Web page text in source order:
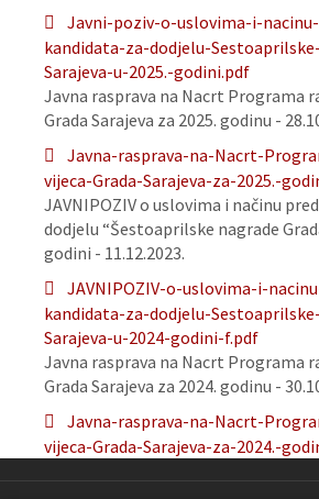
Javni-poziv-o-uslovima-i-
kandidata-za-dodjelu-
Sarajeva-u-2025.-godini.pdf
Javna rasprava na Nacrt Programa
Grada Sarajeva za 2025. godinu -
Javna-rasprava-na-Nacrt-
vijeca-Grada-Sarajeva-za-2025.-
JAVNIPOZIV o uslovima i načinu
dodjelu “Šestoaprilske nagrade
godini - 11.12.2023.
JAVNIPOZIV-o-uslovima-i-
kandidata-za-dodjelu-
Sarajeva-u-2024-godini-f.pdf
Javna rasprava na Nacrt Programa
Grada Sarajeva za 2024. godinu -
Javna-rasprava-na-Nacrt-
vijeca-Grada-Sarajeva-za-2024.-